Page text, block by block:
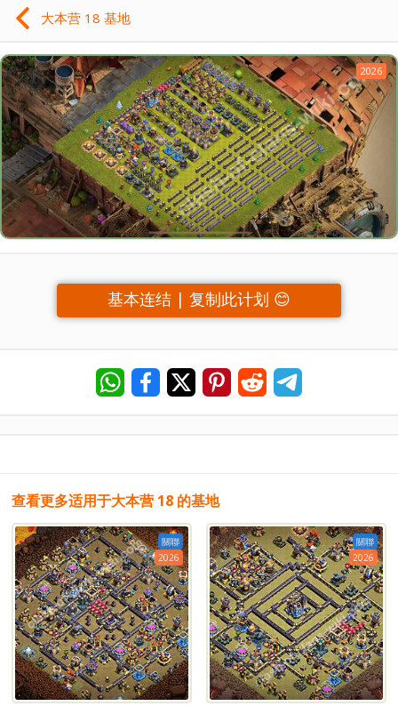
大本营 18 基地
2026
基本连结 | 复制此计划 😊
查看更多适用于大本营 18 的基地
關聯
2026
關聯
2026